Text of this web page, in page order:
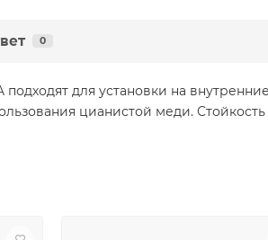
0
для установки на
цианистой меди.